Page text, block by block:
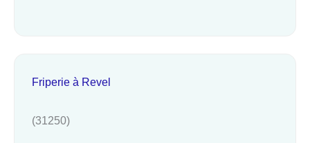
Friperie à Revel
(31250)